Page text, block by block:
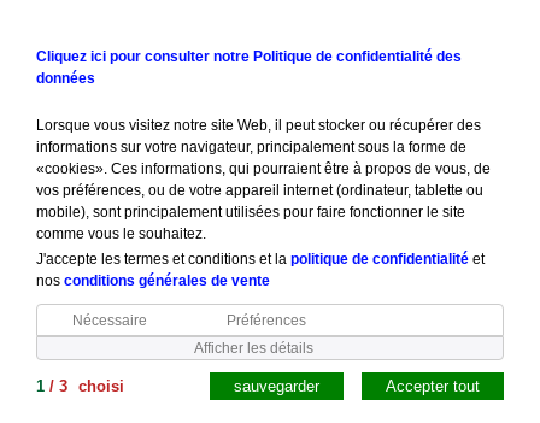
Cliquez ici pour consulter notre Politique de confidentialité des
données
Lorsque vous visitez notre site Web, il peut stocker ou récupérer des
informations sur votre navigateur, principalement sous la forme de
«cookies». Ces informations, qui pourraient être à propos de vous, de
vos préférences, ou de votre appareil internet (ordinateur, tablette ou
mobile), sont principalement utilisées pour faire fonctionner le site
comme vous le souhaitez.
J'accepte les termes et conditions et lapolitique de confidentialité et
nos conditions générales de vente
Nécessaire
Préférences
Afficher les détails
1 /3 choisi Accepter tout
sauvegarder